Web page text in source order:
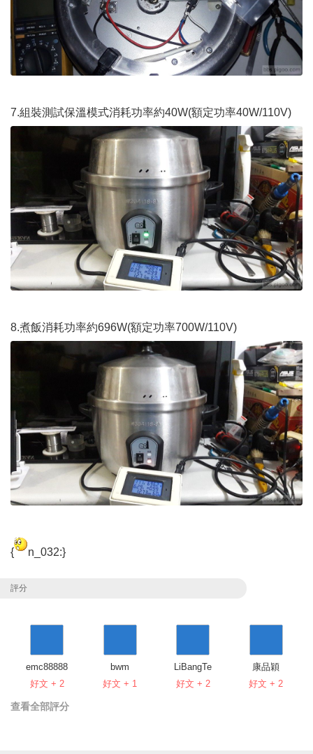
7.組裝測試保溫模式消耗功率約40W(額定功率40W/110V)
8.煮飯消耗功率約696W(額定功率700W/110V)
{ n_032:}
評分
emc88888
好文 + 2
bwm
好文 + 1
LiBangTe
好文 + 2
康品穎
好文 + 2
查看全部評分